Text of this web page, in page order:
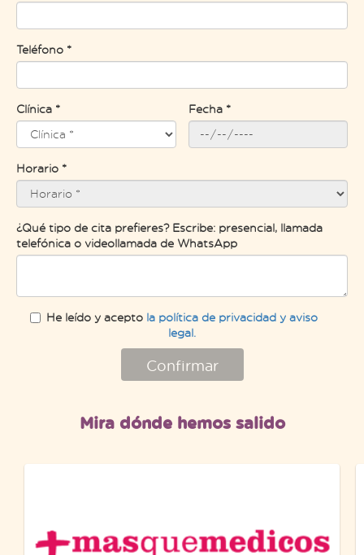
Teléfono *
Clínica * Fecha *
Horario *
¿Qué tipo de cita prefieres? Escribe: presencial, llamada
telefónica o videollamada de WhatsApp
He leído y acepto la política de privacidad y aviso
legal.
Confirmar
Mira dónde hemos salido